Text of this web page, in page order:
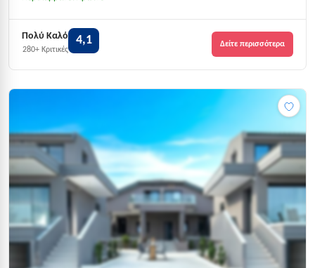
Πολύ Καλό
280+ Κριτικές
4,1 Δείτε περισσότερα